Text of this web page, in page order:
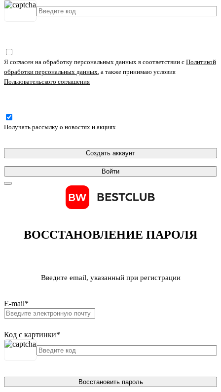
Я согласен на обработку персональных данных в соответствии с Политикой
обработки персональных данных, а также принимаю условия
Пользовательского соглашения
Получать рассылку о новостях и акциях
Создать аккаунт
Войти
ВОССТАНОВЛЕНИЕ ПАРОЛЯ
Введите email, указанный при регистрации
E-mail*
Код с картинки*
Восстановить пароль